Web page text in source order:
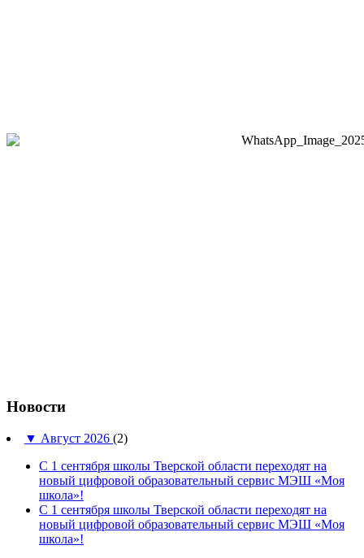
Новости
▼ Август 2026 (2)
С 1 сентября школы Тверской области переходят на
новый цифровой образовательный сервис МЭШ «Моя
школа»!
С 1 сентября школы Тверской области переходят на
новый цифровой образовательный сервис МЭШ «Моя
школа»!